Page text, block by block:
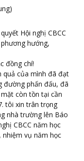
Hội nghị CBCC
hướng,
đồng chí!
quả của mình đã đạt
đường phấn đấu, đã
còn tồn tại cần
tôi xin trân trọng
nhà trường lên Báo
CBCC năm học
vụ năm học